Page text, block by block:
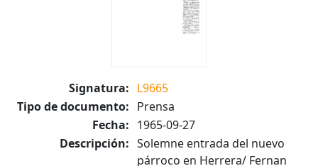
Signatura: L9665
Tipo de documento: Prensa
Fecha: 1965-09-27
Descripción: Solemne entrada del nuevo
párroco en Herrera/ Fernan